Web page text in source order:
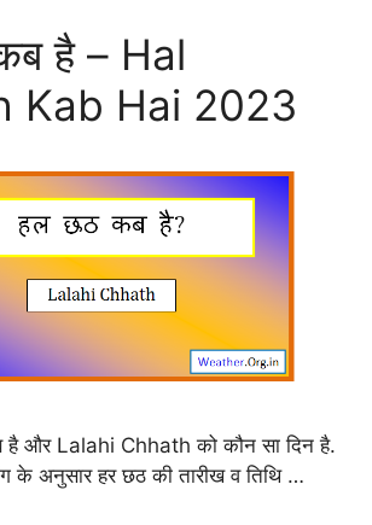
है – Hal
Kab Hai 2023
है और Lalahi Chhath को कौन सा दिन है.
के अनुसार हर छठ की तारीख व तिथि …